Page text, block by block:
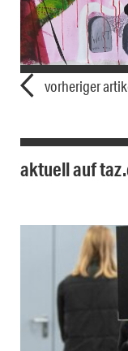
vorheriger
aktuell auf